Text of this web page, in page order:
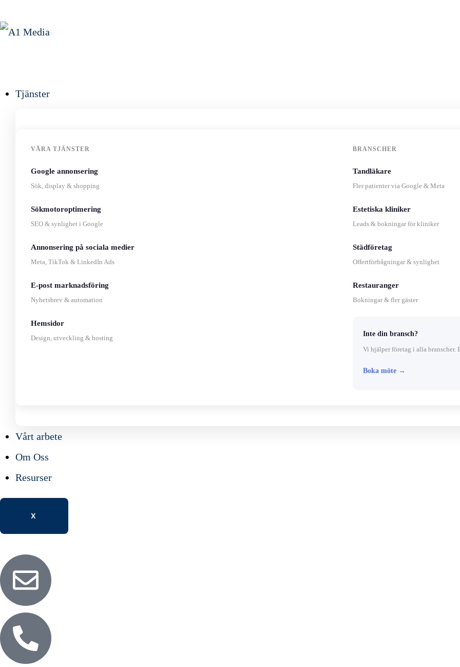
Tjänster
VÅRA TJÄNSTER
Google annonsering
Sök, display & shopping
Sökmotoroptimering
SEO & synlighet i Google
Annonsering på sociala medier
Meta, TikTok & LinkedIn Ads
E-post marknadsföring
Nyhetsbrev & automation
Hemsidor
Design, utveckling & hosting
BRANSCHER
Tandläkare
Fler patienter via Google & Meta
Estetiska kliniker
Leads & bokningar för kliniker
Städföretag
Offertförfrågningar & synlighet
Restauranger
Bokningar & fler gäster
Inte din bransch?
Vi hjälper företag i alla branscher.
Boka möte →
Vårt arbete
Om Oss
Resurser
X